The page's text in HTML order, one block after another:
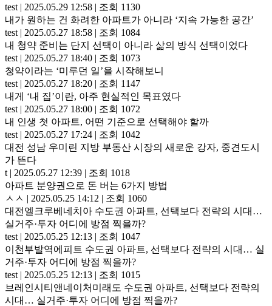
test | 2025.05.29 12:58 | 조회 1130
내가 원하는 건 화려한 아파트가 아니라 ‘지속 가능한 공간’
test | 2025.05.27 18:58 | 조회 1084
내 청약 준비는 단지 선택이 아니라 삶의 방식 선택이었다
test | 2025.05.27 18:40 | 조회 1073
청약이라는 ‘미루던 일’을 시작해보니
test | 2025.05.27 18:20 | 조회 1147
내게 ‘내 집’이란, 아주 현실적인 목표였다
test | 2025.05.27 18:00 | 조회 1072
내 인생 첫 아파트, 어떤 기준으로 선택해야 할까
test | 2025.05.27 17:24 | 조회 1042
대전 성남 우미린 지방 부동산 시장의 새로운 강자, 중견도시
가 뜬다
t | 2025.05.27 12:39 | 조회 1018
아파트 분양권으로 돈 버는 6가지 방법
ㅅㅅ | 2025.05.25 14:12 | 조회 1060
대전엘크루베네치아 수도권 아파트, 선택보다 전략의 시대…
실거주·투자 어디에 방점 찍을까?
test | 2025.05.25 12:13 | 조회 1047
이천부발역에피트 수도권 아파트, 선택보다 전략의 시대… 실
거주·투자 어디에 방점 찍을까?
test | 2025.05.25 12:13 | 조회 1015
브레인시티앤네이처미래도 수도권 아파트, 선택보다 전략의
시대… 실거주·투자 어디에 방점 찍을까?